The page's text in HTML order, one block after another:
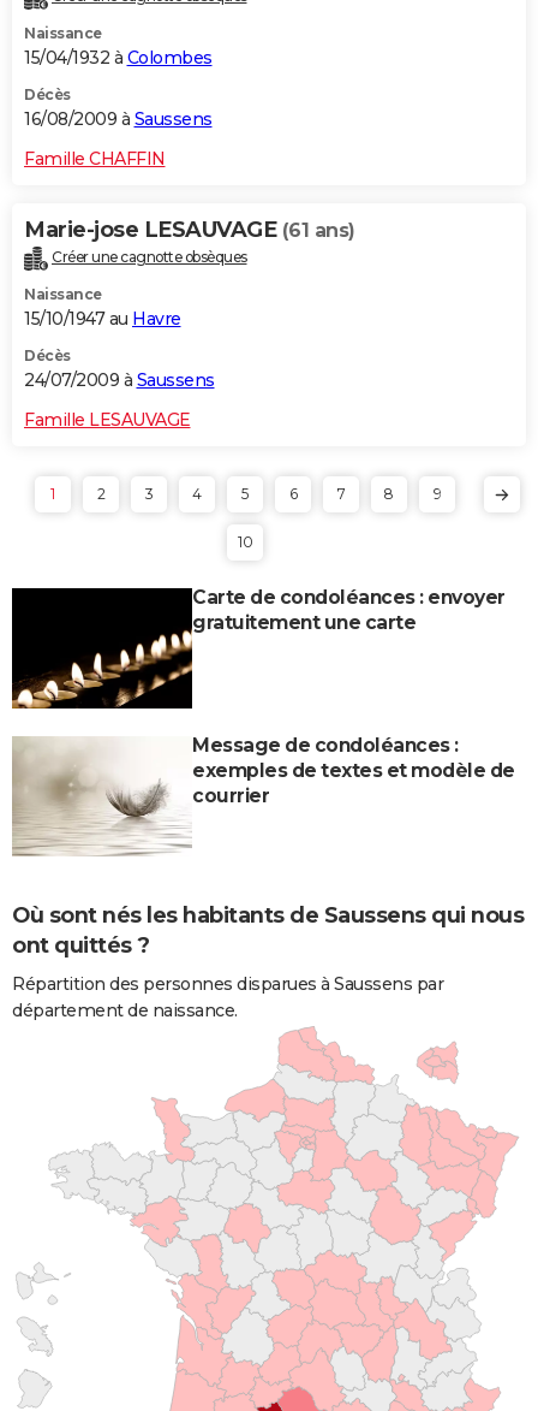
Naissance
15/04/1932 à Colombes
Décès
16/08/2009 à Saussens
Famille CHAFFIN
Marie-jose LESAUVAGE (61 ans)
Créer une cagnotte obsèques
Naissance
15/10/1947 au Havre
Décès
24/07/2009 à Saussens
Famille LESAUVAGE
1 2 3 4 5 6 7 8 9
10
Carte de condoléances : envoyer
gratuitement une carte
Message de condoléances :
exemples de textes et modèle de
courrier
Où sont nés les habitants de Saussens qui nous
ont quittés ?
Répartition des personnes disparues à Saussens par
département de naissance.